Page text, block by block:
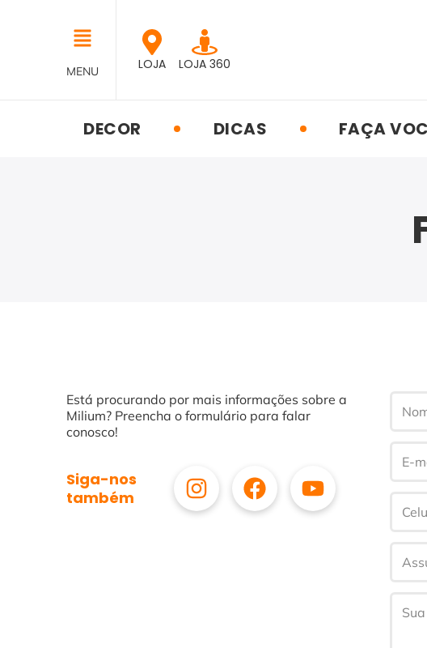
MENU LOJA LOJA 360
DECOR DICAS FAÇA
Está procurando por mais informações sobre a
Milium? Preencha o formulário para falar
conosco!
Siga-nos
também